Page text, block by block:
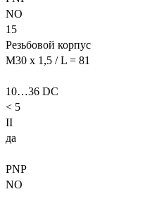
NO
15
Резьбовой корпус
M30 x 1,5 / L = 81
10…36 DC
< 5
II
да
PNP
NO